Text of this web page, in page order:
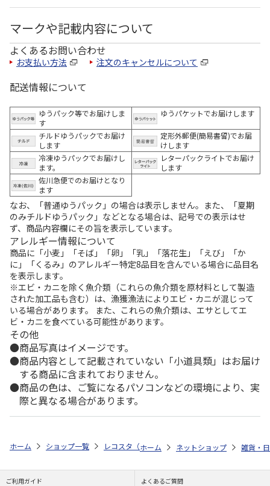
マークや記載内容について
よくあるお問い合わせ
お支払い方法 注文のキャンセルについて
配送情報について
ゆうパック等でお届けしま
す
ゆうパケットでお届けします
チルドゆうパックでお届け
します
定形外郵便(簡易書留)でお届
けします
冷凍ゆうパックでお届けし
ます。
レターパックライトでお届け
します
佐川急便でのお届けとなり
ます
なお、「普通ゆうパック」の場合は表示しません。また、「夏期
のみチルドゆうパック」などとなる場合は、記号での表示はせ
ず、商品内容欄にその旨を表示しています。
アレルギー情報について
商品に「小麦」「そば」「卵」「乳」「落花生」「えび」「か
に」「くるみ」のアレルギー特定8品目を含んでいる場合に品目名
を表示します。
※エビ・カニを除く魚介類（これらの魚介類を原材料として製造
された加工品も含む）は、漁獲漁法によりエビ・カニが混じって
いる場合があります。 また、これらの魚介類は、エサとしてエ
ビ・カニを食べている可能性があります。
その他
商品写真はイメージです。
商品内容として記載されていない「小道具類」はお届け
する商品に含まれておりません。
商品の色は、ご覧になるパソコンなどの環境により、実
際と異なる場合があります。
ホーム ショップ一覧 レコスタ（株式会社電通プロモーション） 『
ホーム ネットショップ 雑貨・
ご利用ガイド よくあるご質問